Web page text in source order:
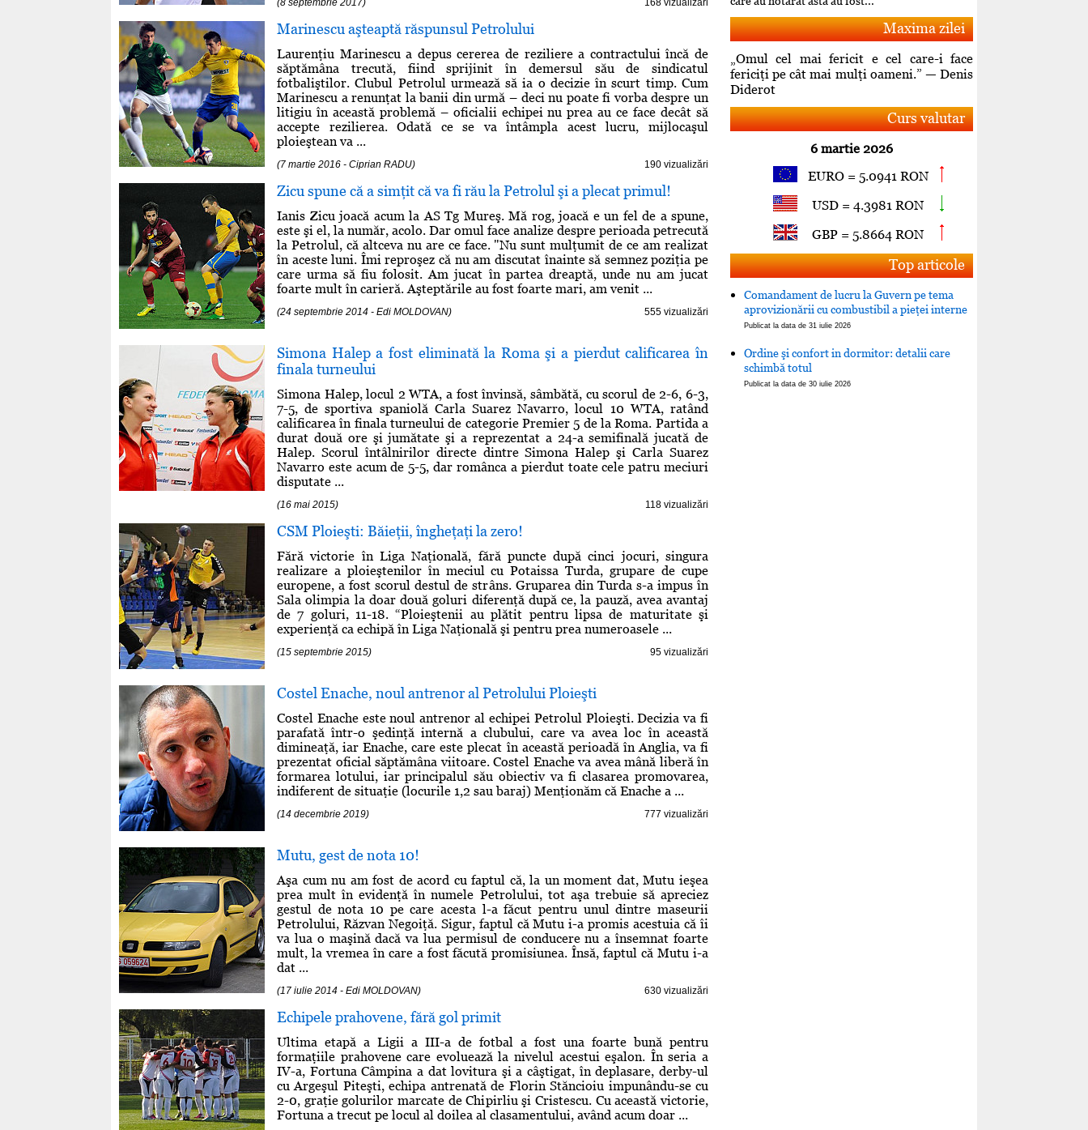
Marinescu aşteaptă răspunsul Petrolului
Laurenţiu Marinescu a depus cererea de reziliere a contractului încă de
săptămâna trecută, fiind sprijinit în demersul său de sindicatul
fotbaliştilor. Clubul Petrolul urmează să ia o decizie în scurt timp. Cum
Marinescu a renunţat la banii din urmă – deci nu poate fi vorba despre un
litigiu în această problemă – oficialii echipei nu prea au ce face decât să
accepte rezilierea. Odată ce se va întâmpla acest lucru, mijlocaşul
ploieştean va ...
(7 martie 2016 - Ciprian RADU) 190 vizualizări
Zicu spune că a simţit că va fi rău la Petrolul şi a plecat primul!
Ianis Zicu joacă acum la AS Tg Mureş. Mă rog, joacă e un fel de a spune,
este şi el, la număr, acolo. Dar omul face analize despre perioada petrecută
la Petrolul, că altceva nu are ce face. "Nu sunt mulţumit de ce am realizat
în aceste luni. Îmi reproşez că nu am discutat înainte să semnez poziţia pe
care urma să fiu folosit. Am jucat în partea dreaptă, unde nu am jucat
foarte mult în carieră. Aşteptările au fost foarte mari, am venit ...
(24 septembrie 2014 - Edi MOLDOVAN) 555 vizualizări
Simona Halep a fost eliminată la Roma şi a pierdut calificarea în
finala turneului
Simona Halep, locul 2 WTA, a fost învinsă, sâmbătă, cu scorul de 2-6, 6-3,
7-5, de sportiva spaniolă Carla Suarez Navarro, locul 10 WTA, ratând
calificarea în finala turneului de categorie Premier 5 de la Roma. Partida a
durat două ore şi jumătate şi a reprezentat a 24-a semifinală jucată de
Halep. Scorul întâlnirilor directe dintre Simona Halep şi Carla Suarez
Navarro este acum de 5-5, dar românca a pierdut toate cele patru meciuri
disputate ...
(16 mai 2015) 118 vizualizări
CSM Ploieşti: Băieţii, îngheţaţi la zero!
Fără victorie în Liga Naţională, fără puncte după cinci jocuri, singura
realizare a ploieştenilor în meciul cu Potaissa Turda, grupare de cupe
europene, a fost scorul destul de strâns. Gruparea din Turda s-a impus în
Sala olimpia la doar două goluri diferenţă după ce, la pauză, avea avantaj
de 7 goluri, 11-18. “Ploieştenii au plătit pentru lipsa de maturitate şi
experienţă ca echipă în Liga Naţională şi pentru prea numeroasele ...
(15 septembrie 2015) 95 vizualizări
Costel Enache, noul antrenor al Petrolului Ploieşti
Costel Enache este noul antrenor al echipei Petrolul Ploieşti. Decizia va fi
parafată într-o şedinţă internă a clubului, care va avea loc în această
dimineaţă, iar Enache, care este plecat în această perioadă în Anglia, va fi
prezentat oficial săptămâna viitoare. Costel Enache va avea mână liberă în
formarea lotului, iar principalul său obiectiv va fi clasarea promovarea,
indiferent de situaţie (locurile 1,2 sau baraj) Menţionăm că Enache a ...
(14 decembrie 2019) 777 vizualizări
Mutu, gest de nota 10!
Aşa cum nu am fost de acord cu faptul că, la un moment dat, Mutu ieşea
prea mult în evidenţă în numele Petrolului, tot aşa trebuie să apreciez
gestul de nota 10 pe care acesta l-a făcut pentru unul dintre maseurii
Petrolului, Răzvan Negoiţă. Sigur, faptul că Mutu i-a promis acestuia că îi
va lua o maşină dacă va lua permisul de conducere nu a însemnat foarte
mult, la vremea în care a fost făcută promisiunea. Însă, faptul că Mutu i-a
dat ...
(17 iulie 2014 - Edi MOLDOVAN) 630 vizualizări
Echipele prahovene, fără gol primit
Ultima etapă a Ligii a III-a de fotbal a fost una foarte bună pentru
formaţiile prahovene care evoluează la nivelul acestui eşalon. În seria a
IV-a, Fortuna Câmpina a dat lovitura şi a câştigat, în deplasare, derby-ul
cu Argeşul Piteşti, echipa antrenată de Florin Stăncioiu impunându-se cu
2-0, graţie golurilor marcate de Chipirliu şi Cristescu. Cu această victorie,
Fortuna a trecut pe locul al doilea al clasamentului, având acum doar ...
Maxima zilei
„Omul cel mai fericit e cel care-i face
fericiţi pe cât mai mulţi oameni.” — Denis
Diderot
Curs valutar
6 martie 2026
EURO = 5.0941 RON
USD = 4.3981 RON
GBP = 5.8664 RON
Top articole
Comandament de lucru la Guvern pe tema
aprovizionării cu combustibil a pieţei interne
Publicat la data de 31 iulie 2026
Ordine şi confort in dormitor: detalii care
schimbă totul
Publicat la data de 30 iulie 2026